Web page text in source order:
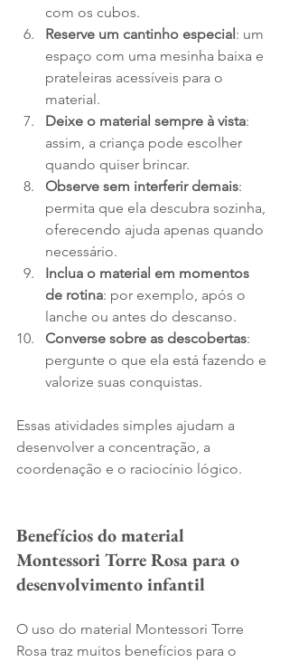
com os cubos.
Reserve um cantinho especial: um
espaço com uma mesinha baixa e
prateleiras acessíveis para o
material.
Deixe o material sempre à vista:
assim, a criança pode escolher
quando quiser brincar.
Observe sem interferir demais:
permita que ela descubra sozinha,
oferecendo ajuda apenas quando
necessário.
Inclua o material em momentos
de rotina: por exemplo, após o
lanche ou antes do descanso.
Converse sobre as descobertas:
pergunte o que ela está fazendo e
valorize suas conquistas.
Essas atividades simples ajudam a
desenvolver a concentração, a
coordenação e o raciocínio lógico.
Benefícios do material
Montessori Torre Rosa para o
desenvolvimento infantil
O uso do material Montessori Torre
Rosa traz muitos benefícios para o